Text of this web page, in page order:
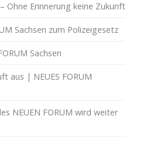
Ohne Erinnerung keine Zukunft
Sachsen zum Polizeigesetz
Sachsen
aus | NEUES FORUM
NEUEN FORUM wird weiter